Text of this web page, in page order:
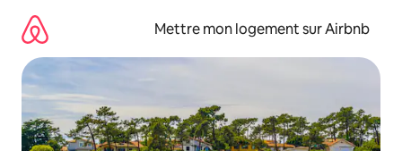
directement
contenu
Mettre mon logement sur Airbnb